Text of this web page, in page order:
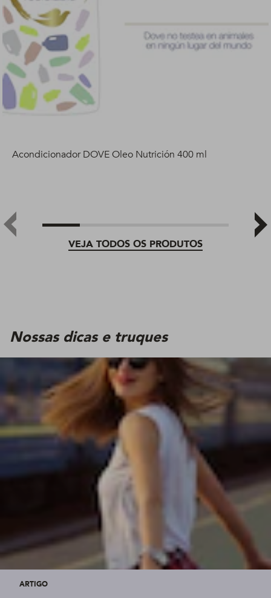
VEJA TODOS OS PRODUTOS
Acondicionador DOVE Oleo Nutrición 400 ml
Nossas dicas e truques
ARTIGO